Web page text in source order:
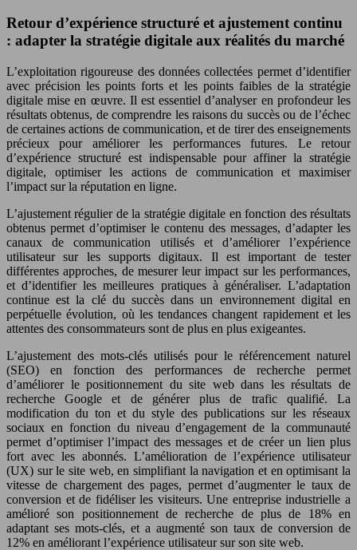
Retour d’expérience structuré et ajustement continu
: adapter la stratégie digitale aux réalités du marché
L’exploitation rigoureuse des données collectées permet d’identifier
avec précision les points forts et les points faibles de la stratégie
digitale mise en œuvre. Il est essentiel d’analyser en profondeur les
résultats obtenus, de comprendre les raisons du succès ou de l’échec
de certaines actions de communication, et de tirer des enseignements
précieux pour améliorer les performances futures. Le retour
d’expérience structuré est indispensable pour affiner la stratégie
digitale, optimiser les actions de communication et maximiser
l’impact sur la réputation en ligne.
L’ajustement régulier de la stratégie digitale en fonction des résultats
obtenus permet d’optimiser le contenu des messages, d’adapter les
canaux de communication utilisés et d’améliorer l’expérience
utilisateur sur les supports digitaux. Il est important de tester
différentes approches, de mesurer leur impact sur les performances,
et d’identifier les meilleures pratiques à généraliser. L’adaptation
continue est la clé du succès dans un environnement digital en
perpétuelle évolution, où les tendances changent rapidement et les
attentes des consommateurs sont de plus en plus exigeantes.
L’ajustement des mots-clés utilisés pour le référencement naturel
(SEO) en fonction des performances de recherche permet
d’améliorer le positionnement du site web dans les résultats de
recherche Google et de générer plus de trafic qualifié. La
modification du ton et du style des publications sur les réseaux
sociaux en fonction du niveau d’engagement de la communauté
permet d’optimiser l’impact des messages et de créer un lien plus
fort avec les abonnés. L’amélioration de l’expérience utilisateur
(UX) sur le site web, en simplifiant la navigation et en optimisant la
vitesse de chargement des pages, permet d’augmenter le taux de
conversion et de fidéliser les visiteurs. Une entreprise industrielle a
amélioré son positionnement de recherche de plus de 18% en
adaptant ses mots-clés, et a augmenté son taux de conversion de
12% en améliorant l’expérience utilisateur sur son site web.